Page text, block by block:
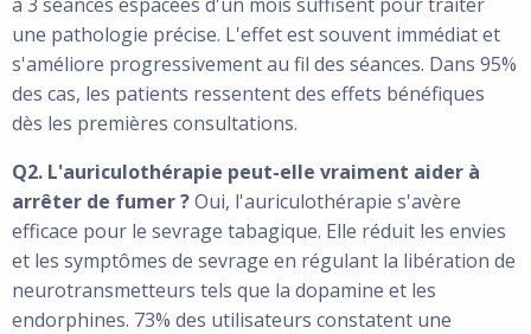
une pathologie précise. L'effet est souvent immédiat et
s'améliore progressivement au fil des séances. Dans 95%
des cas, les patients ressentent des effets bénéfiques
dès les premières consultations.
Q2. L'auriculothérapie peut-elle vraiment aider à
arrêter de fumer ?Oui, l'auriculothérapie s'avère
efficace pour le sevrage tabagique. Elle réduit les envies
et les symptômes de sevrage en régulant la libération de
neurotransmetteurs tels que la dopamine et les
endorphines. 73% des utilisateurs constatent une